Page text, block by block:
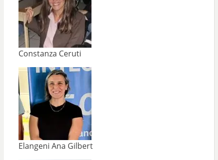
Constanza Ceruti
Elangeni Ana Gilbert